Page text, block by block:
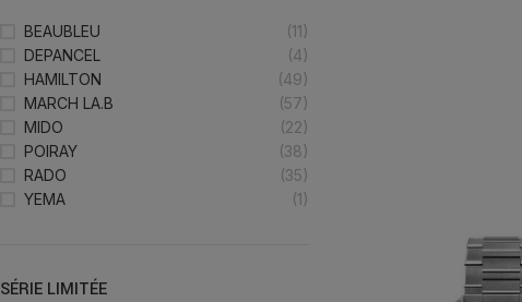
BEAUBLEU
(11)
DEPANCEL
(4)
HAMILTON
(49)
MARCH LA.B
(57)
MIDO
(22)
POIRAY
(38)
RADO
(35)
YEMA
(1)
SÉRIE LIMITÉE